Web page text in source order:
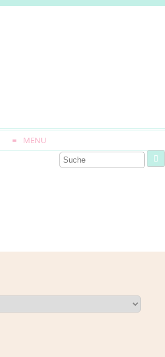
MENU